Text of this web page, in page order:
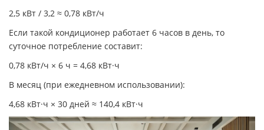
2,5 кВт / 3,2 ≈ 0,78 кВт/ч
Если такой кондиционер работает 6 часов в день, то
суточное потребление составит:
0,78 кВт/ч × 6 ч = 4,68 кВт·ч
В месяц (при ежедневном использовании):
4,68 кВт·ч × 30 дней ≈ 140,4 кВт·ч